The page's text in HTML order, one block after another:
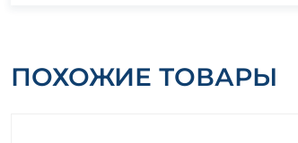
ПОХОЖИЕ ТОВАРЫ